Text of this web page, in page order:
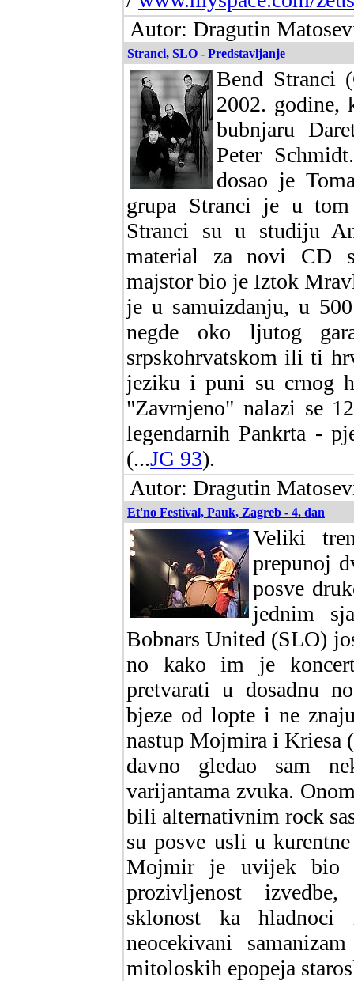
Autor: Dragutin
Stranci, SLO - Predstavljanje
Bend Stranci
2002. godine,
bubnjaru
Peter
dosao je
grupa Stranci je u tom
Stranci su u studiju
material za novi CD
majstor bio je Iztok
je u samuizdanju, u
negde oko ljutog
srpskohrvatskom ili ti
jeziku i puni su crnog
"Zavrnjeno" nalazi se
legendarnih Pankrta -
(...JG 93).
Autor: Dragutin
Et'no Festival, Pauk, Zagreb - 4. dan
Veliki
prepunoj
posve
jednim
Bobnars United (SLO)
no kako im je
pretvarati u dosadnu
bjeze od lopte i ne
nastup Mojmira i Kriesa
davno gledao sam
varijantama zvuka.
bili alternativnim rock
su posve usli u
Mojmir je uvijek bio
prozivljenost
sklonost ka
neocekivani
mitoloskih epopeja